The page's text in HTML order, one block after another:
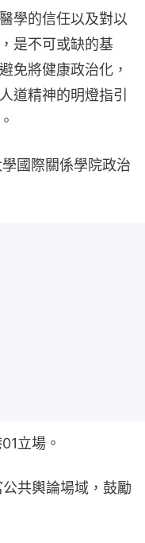
學的信任以及對以
是不可或缺的基
免將健康政治化，
道精神的明燈指引
國際關係學院政治
立場。
共輿論場域，鼓勵